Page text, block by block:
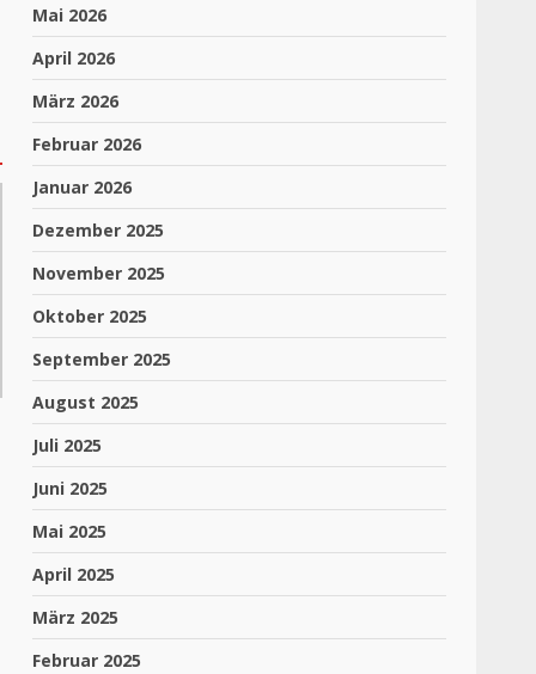
Mai 2026
April 2026
März 2026
Februar 2026
Januar 2026
Dezember 2025
November 2025
Oktober 2025
September 2025
August 2025
Juli 2025
Juni 2025
Mai 2025
April 2025
März 2025
Februar 2025